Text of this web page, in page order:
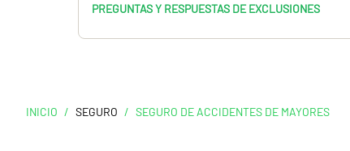
PREGUNTAS Y RESPUESTAS DE EXCLUSIONES
INICIO / SEGURO / SEGURO DE ACCIDENTES DE MAYORES